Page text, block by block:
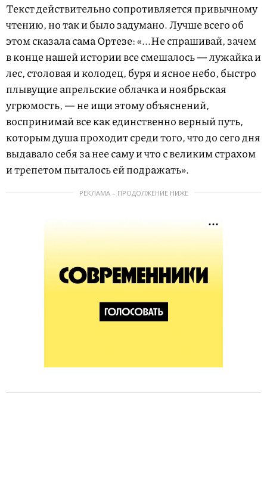
Текст действительно сопротивляется привычному
чтению, но так и было задумано. Лучше всего об
этом сказала сама Ортезе: «...Не спрашивай, зачем
в конце нашей истории все смешалось — лужайка и
лес, столовая и колодец, буря и ясное небо, быстро
плывущие апрельские облачка и ноябрьская
угрюмость, — не ищи этому объяснений,
воспринимай все как единственно верный путь,
которым душа проходит среди того, что до сего дня
выдавало себя за нее саму и что с великим страхом
и трепетом пыталось ей подражать».
РЕКЛАМА – ПРОДОЛЖЕНИЕ НИЖЕ